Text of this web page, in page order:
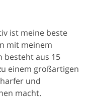
ist meine beste
mit meinem
besteht aus 15
einem großartigen
und
macht.